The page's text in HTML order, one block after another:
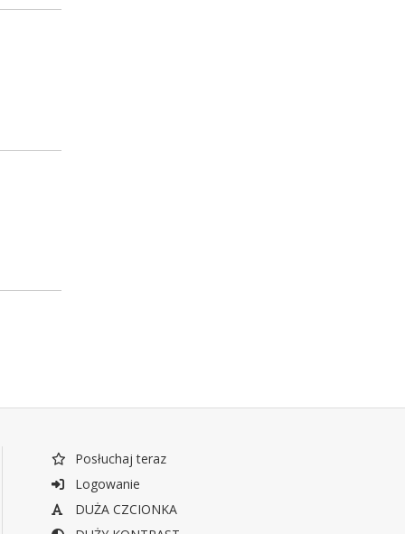
Posłuchaj teraz
Logowanie
DUŻA CZCIONKA